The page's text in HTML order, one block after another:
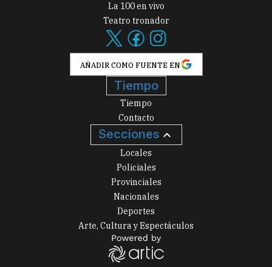
La 100 en vivo
Teatro tronador
AÑADIR COMO FUENTE EN
Tiempo
Tiempo
Contacto
Secciones
Locales
Policiales
Provinciales
Nacionales
Deportes
Arte, Cultura y Espectáculos